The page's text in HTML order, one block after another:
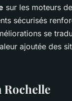
sur les moteurs
sécurisés
se
ajoutée des
Rochelle